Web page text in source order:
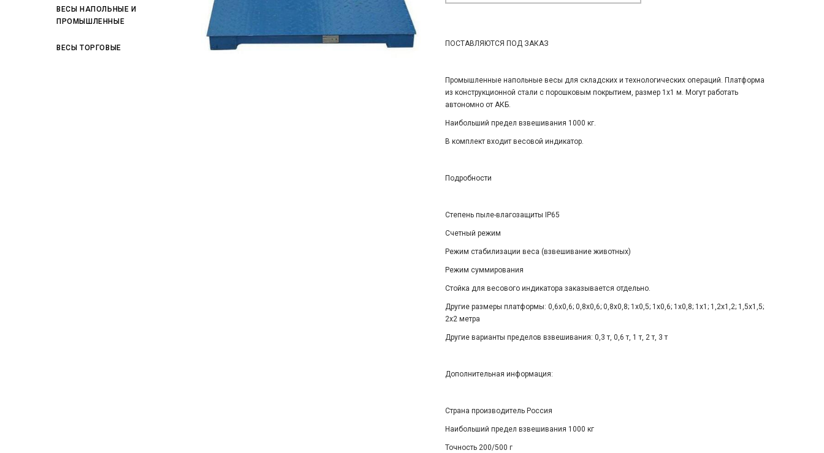
ВЕСЫ НАПОЛЬНЫЕ И
ПРОМЫШЛЕННЫЕ
ВЕСЫ ТОРГОВЫЕ ПОСТАВЛЯЮТСЯ ПОД ЗАКАЗ
Промышленные напольные весы для складских и технологических операций. Платформа
из конструкционной стали с порошковым покрытием, размер 1х1 м. Могут работать
автономно от АКБ.
Наибольший предел взвешивания 1000 кг.
В комплект входит весовой индикатор.
Подробности
Степень пыле-влагозащиты IP65
Счетный режим
Режим стабилизации веса (взвешивание животных)
Режим суммирования
Стойка для весового индикатора заказывается отдельно.
Другие размеры платформы: 0,6х0,6; 0,8х0,6; 0,8х0,8; 1х0,5; 1х0,6; 1х0,8; 1х1; 1,2х1,2; 1,5х1,5;
2х2 метра
Другие варианты пределов взвешивания: 0,3 т, 0,6 т, 1 т, 2 т, 3 т
Дополнительная информация:
Страна производитель Россия
Наибольший предел взвешивания 1000 кг
Точность 200/500 г